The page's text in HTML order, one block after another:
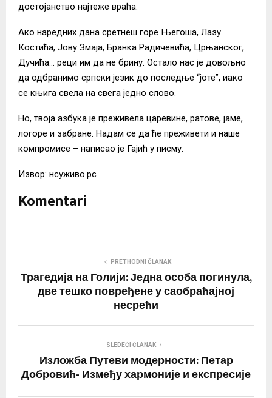
достојанство најтеже враћа.
Ако наредних дана сретнеш горе Његоша, Лазу
Костића, Јову Змаја, Бранка Радичевића, Црњанског,
Дучића… реци им да не брину. Остало нас је довољно
да одбранимо српски језик до последње “јоте”, иако
се књига свела на свега једно слово.
Но, твоја азбука је преживела царевине, ратове, јаме,
логоре и забране. Надам се да ће преживети и наше
компромисе – написао је Гајић у писму.
Извор: нсуживо.рс
Komentari
PRETHODNI ČLANAK
Трагедија на Голији: Једна особа погинула,
две тешко повређене у саобраћајној
несрећи
SLEDEĆI ČLANAK
Изложба Путеви модерности: Петар
Добровић- Између хармоније и експресије